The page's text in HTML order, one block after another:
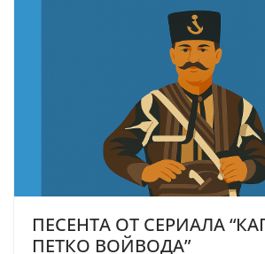
ПЕСЕНТА ОТ СЕРИАЛА
ПЕТКО ВОЙВОДА”